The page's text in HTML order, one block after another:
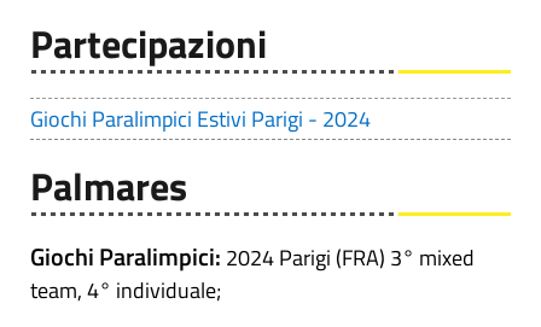
Partecipazioni
Giochi Paralimpici Estivi Parigi - 2024
Palmares
Giochi Paralimpici: 2024 Parigi (FRA) 3° mixed
team, 4° individuale;